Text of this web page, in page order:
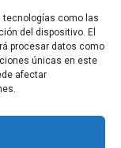
tecnologías como las
del dispositivo. El
procesar datos como
únicas en este
afectar